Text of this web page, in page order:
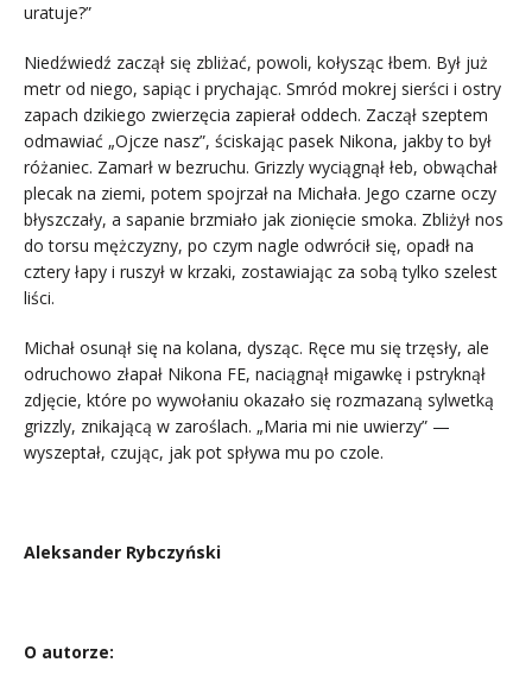
uratuje?”
Niedźwiedź zaczął się zbliżać, powoli, kołysząc łbem. Był już
metr od niego, sapiąc i prychając. Smród mokrej sierści i ostry
zapach dzikiego zwierzęcia zapierał oddech. Zaczął szeptem
odmawiać „Ojcze nasz”, ściskając pasek Nikona, jakby to był
różaniec. Zamarł w bezruchu. Grizzly wyciągnął łeb, obwąchał
plecak na ziemi, potem spojrzał na Michała. Jego czarne oczy
błyszczały, a sapanie brzmiało jak zionięcie smoka. Zbliżył nos
do torsu mężczyzny, po czym nagle odwrócił się, opadł na
cztery łapy i ruszył w krzaki, zostawiając za sobą tylko szelest
liści.
Michał osunął się na kolana, dysząc. Ręce mu się trzęsły, ale
odruchowo złapał Nikona FE, naciągnął migawkę i pstryknął
zdjęcie, które po wywołaniu okazało się rozmazaną sylwetką
grizzly, znikającą w zaroślach. „Maria mi nie uwierzy” —
wyszeptał, czując, jak pot spływa mu po czole.
Aleksander Rybczyński
O autorze: